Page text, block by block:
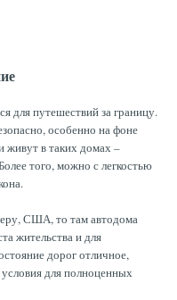
для путешествий за границу.
особенно на фоне
живут в таких домах –
того, можно с легкостью
США, то там автодома
жительства и для
дорог отличное,
для полноценных